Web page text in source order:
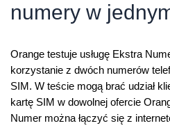
numery w
Orange testuje usługę Ekstra
korzystanie z dwóch numerów
SIM. W teście mogą brać udział
kartę SIM w dowolnej ofercie
Numer można łączyć się z